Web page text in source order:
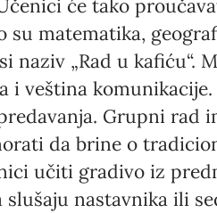
će tako
matematika,
naziv „Rad u kafiću“.
i veština
Grupni rad
da brine o
učiti gradivo iz
nastavnika ili
I agree with Privacy Policy